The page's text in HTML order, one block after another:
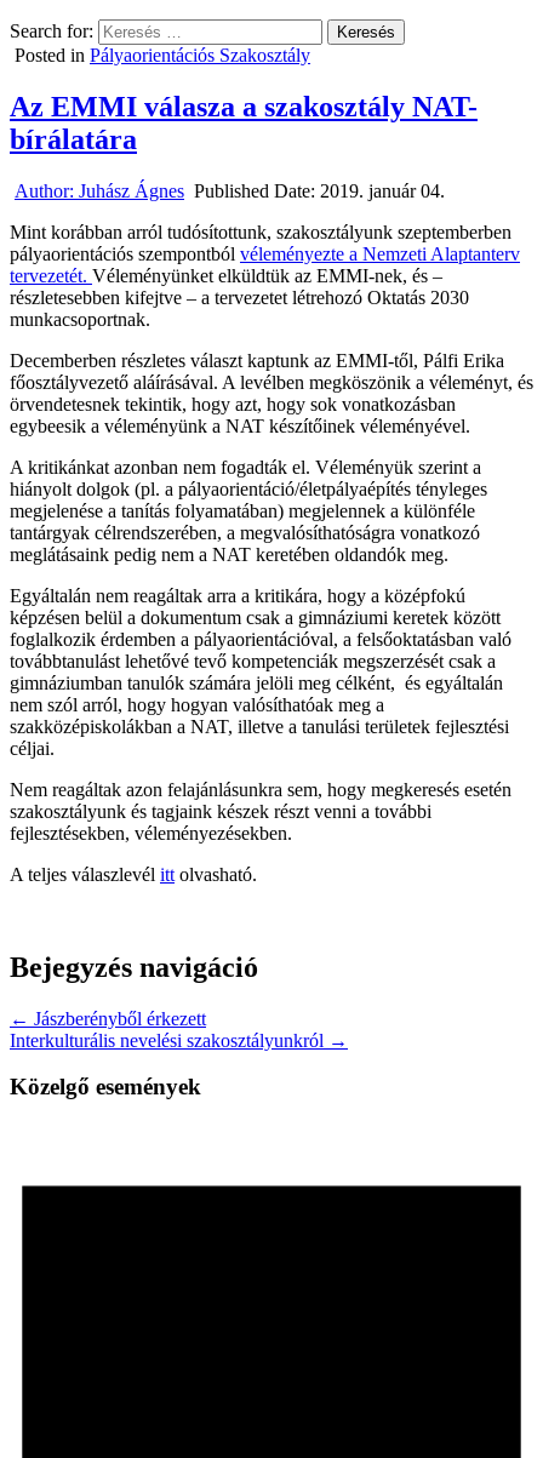
Search for:
Posted in Pályaorientációs Szakosztály
Az EMMI válasza a szakosztály NAT-
bírálatára
Author: Juhász Ágnes Published Date: 2019. január 04.
Mint korábban arról tudósítottunk, szakosztályunk szeptemberben
pályaorientációs szempontból véleményezte a Nemzeti Alaptanterv
tervezetét. Véleményünket elküldtük az EMMI-nek, és –
részletesebben kifejtve – a tervezetet létrehozó Oktatás 2030
munkacsoportnak.
Decemberben részletes választ kaptunk az EMMI-től, Pálfi Erika
főosztályvezető aláírásával. A levélben megköszönik a véleményt, és
örvendetesnek tekintik, hogy azt, hogy sok vonatkozásban
egybeesik a véleményünk a NAT készítőinek véleményével.
A kritikánkat azonban nem fogadták el. Véleményük szerint a
hiányolt dolgok (pl. a pályaorientáció/életpályaépítés tényleges
megjelenése a tanítás folyamatában) megjelennek a különféle
tantárgyak célrendszerében, a megvalósíthatóságra vonatkozó
meglátásaink pedig nem a NAT keretében oldandók meg.
Egyáltalán nem reagáltak arra a kritikára, hogy a középfokú
képzésen belül a dokumentum csak a gimnáziumi keretek között
foglalkozik érdemben a pályaorientációval, a felsőoktatásban való
továbbtanulást lehetővé tevő kompetenciák megszerzését csak a
gimnáziumban tanulók számára jelöli meg célként, és egyáltalán
nem szól arról, hogy hogyan valósíthatóak meg a
szakközépiskolákban a NAT, illetve a tanulási területek fejlesztési
céljai.
Nem reagáltak azon felajánlásunkra sem, hogy megkeresés esetén
szakosztályunk és tagjaink készek részt venni a további
fejlesztésekben, véleményezésekben.
A teljes válaszlevél itt olvasható.
Bejegyzés navigáció
← Jászberényből érkezett
Interkulturális nevelési szakosztályunkról →
Közelgő események